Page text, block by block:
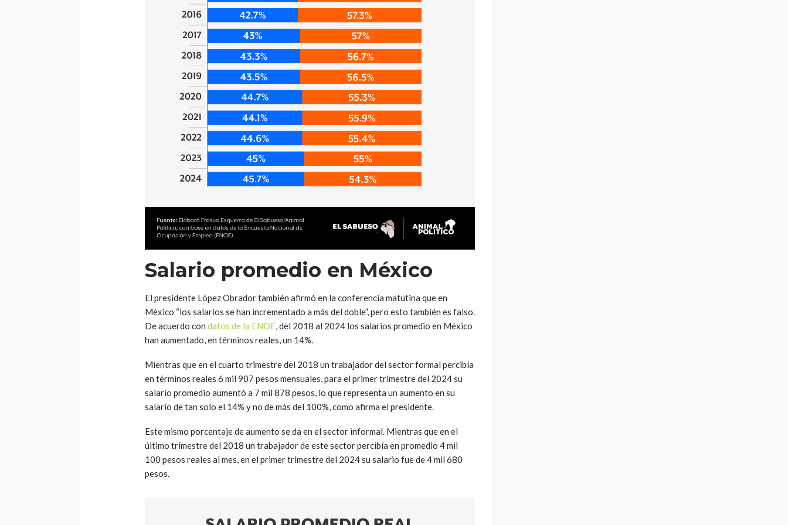
Salario promedio en México
El presidente López Obrador también afirmó en la conferencia matutina que en
México “los salarios se han incrementado a más del doble”, pero esto también es falso.
De acuerdo con datos de la ENOE, del 2018 al 2024 los salarios promedio en México
han aumentado, en términos reales, un 14%.
Mientras que en el cuarto trimestre del 2018 un trabajador del sector formal percibía
en términos reales 6 mil 907 pesos mensuales, para el primer trimestre del 2024 su
salario promedio aumentó a 7 mil 878 pesos, lo que representa un aumento en su
salario de tan solo el 14% y no de más del 100%, como afirma el presidente.
Este mismo porcentaje de aumento se da en el sector informal. Mientras que en el
último trimestre del 2018 un trabajador de este sector percibía en promedio 4 mil
100 pesos reales al mes, en el primer trimestre del 2024 su salario fue de 4 mil 680
pesos.